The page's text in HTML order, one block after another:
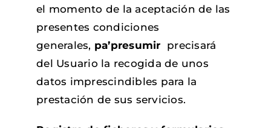
el momento de la aceptación de las
presentes condiciones
generales, pa’presumir precisará
del Usuario la recogida de unos
datos imprescindibles para la
prestación de sus servicios.